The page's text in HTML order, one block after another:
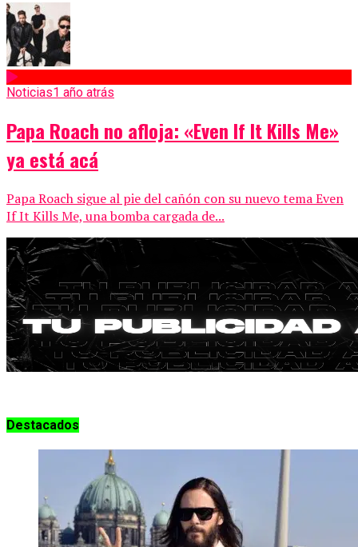
Noticias1 año atrás
Papa Roach no afloja: «Even If It Kills Me»
ya está acá
Papa Roach sigue al pie del cañón con su nuevo tema Even
If It Kills Me, una bomba cargada de...
Destacados